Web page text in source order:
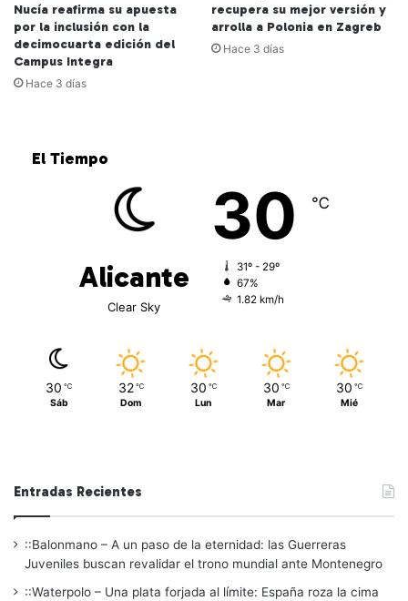
Nucía reafirma su apuesta
por la inclusión con la
decimocuarta edición del
Campus Integra
Hace 3 días
recupera su mejor versión y
arrolla a Polonia en Zagreb
Hace 3 días
El Tiempo
Alicante
Clear Sky
30 ℃
31º - 29º
67%
1.82 km/h
30 ℃
Sáb
32 ℃
Dom
30 ℃
Lun
30 ℃
Mar
30 ℃
Mié
Entradas Recientes
::Balonmano – A un paso de la eternidad: las Guerreras
Juveniles buscan revalidar el trono mundial ante Montenegro
::Waterpolo – Una plata forjada al límite: España roza la cima